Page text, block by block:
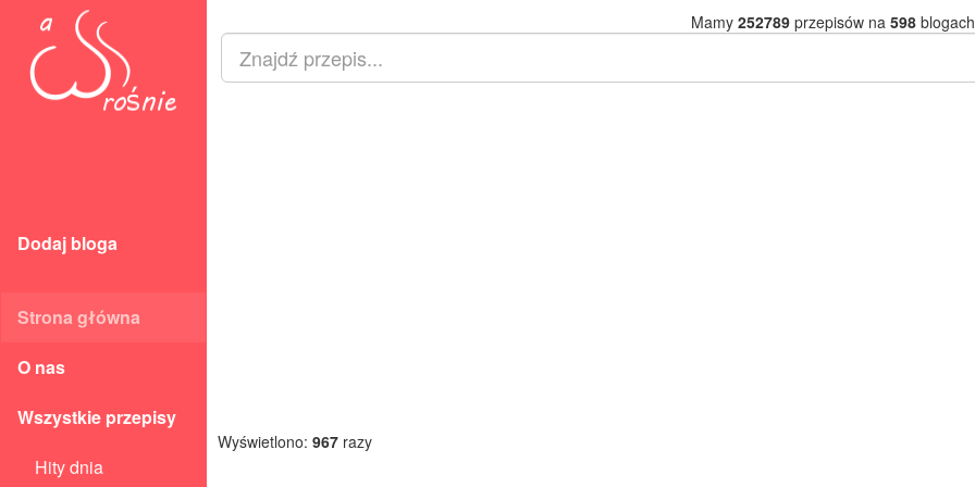
Dodaj bloga
Strona główna
O nas
Wszystkie przepisy
Hity dnia
Mamy 252789przepisów na 598
Wyświetlono: 967 razy